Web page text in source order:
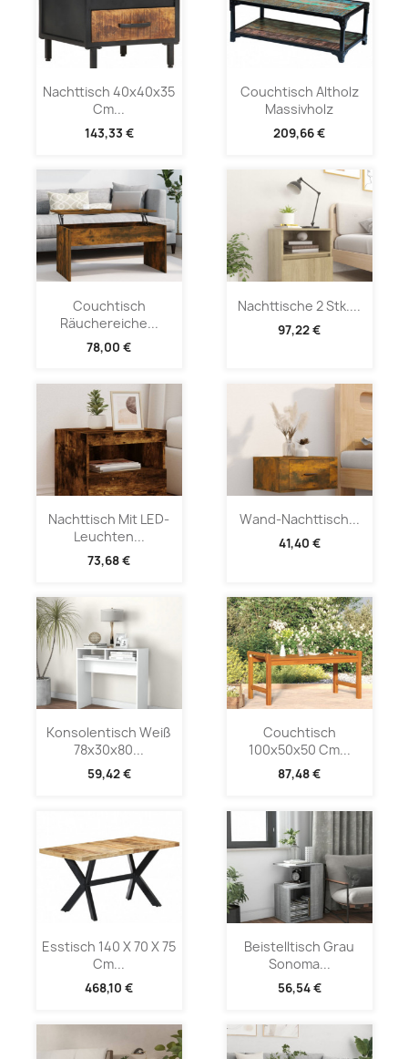
Nachttisch 40x40x35
Cm...
143,33 €
Couchtisch Altholz
Massivholz
209,66 €
Couchtisch
Räuchereiche...
78,00 €
Nachttische 2 Stk....
97,22 €
Nachttisch Mit LED-
Leuchten...
73,68 €
Wand-Nachttisch...
41,40 €
Konsolentisch Weiß
78x30x80...
59,42 €
Couchtisch
100x50x50 Cm...
87,48 €
Esstisch 140 X 70 X 75
Cm...
468,10 €
Beistelltisch Grau
Sonoma...
56,54 €